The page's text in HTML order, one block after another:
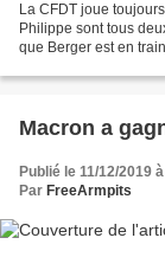
La CFDT joue
Philippe sont tous
que Berger est en
Macron a
Publié le 11/12/2019
Par FreeArmpits